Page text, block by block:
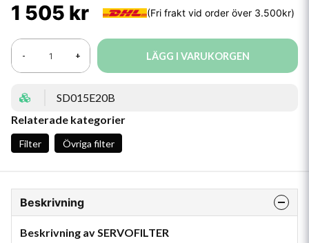
1 505 kr
- + LÄGG I VARUKORGEN
SD015E20B
Relaterade kategorier
Filter Övriga filter
Beskrivning
Beskrivning av SERVOFILTER